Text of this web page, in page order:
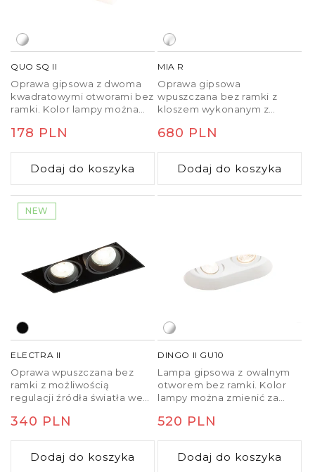
QUO SQ II
Oprawa gipsowa z dwoma
kwadratowymi otworami bez
ramki. Kolor lampy można
ściennych. Montaż możliwa
Cena
regularna
178 PLN
Dodaj do koszyka
MIA R
Oprawa gipsowa
wpuszczana bez ramki z
kloszem wykonanym z
Montaż możliwy jedynie w
Cena
regularna
680 PLN
Dodaj do koszyka
NEW
ELECTRA II
Oprawa wpuszczana bez
ramki z możliwością
regulacji źródła światła we
Oprawa jest przeznaczona
Cena
regularna
340 PLN
Dodaj do koszyka
DINGO II GU10
Lampa gipsowa z owalnym
otworem bez ramki. Kolor
lampy można zmienić za
Montaż lampy jest możliwy
Cena
regularna
520 PLN
Dodaj do koszyka